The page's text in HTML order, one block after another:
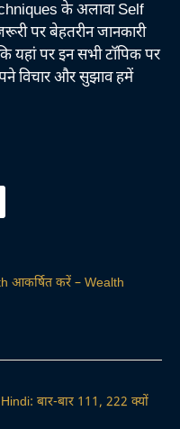
के अलावा Self
पर बेहतरीन जानकारी
यहां पर इन सभी टॉपिक पर
विचार और सुझाव हमें
आकर्षित करें – Wealth
बार-बार 111, 222 क्यों